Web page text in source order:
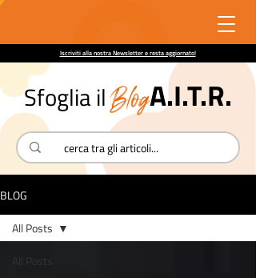
Iscriviti alla nostra Newsletter e resta aggiornato!
Sfoglia ilBlogA.I.T.R.
BLOG
All Posts
All Posts